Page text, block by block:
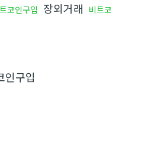
코인구입 장외거래 비트코
인구입